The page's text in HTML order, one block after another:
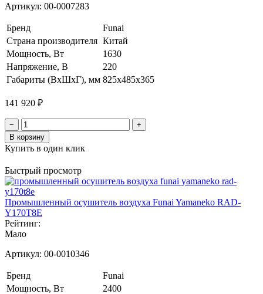
Артикул: 00-0007283
Бренд
Funai
Страна производителя Китай
Мощность, Вт
1630
Напряжение, В
220
Габариты (ВхШхГ), мм 825х485х365
141 920 ₽
−
+
В корзину
Купить в один клик
Быстрый просмотр
Промышленный осушитель воздуха Funai Yamaneko RAD-
Y170T8E
Рейтинг:
Мало
Артикул: 00-0010346
Бренд
Funai
Мощность, Вт
2400